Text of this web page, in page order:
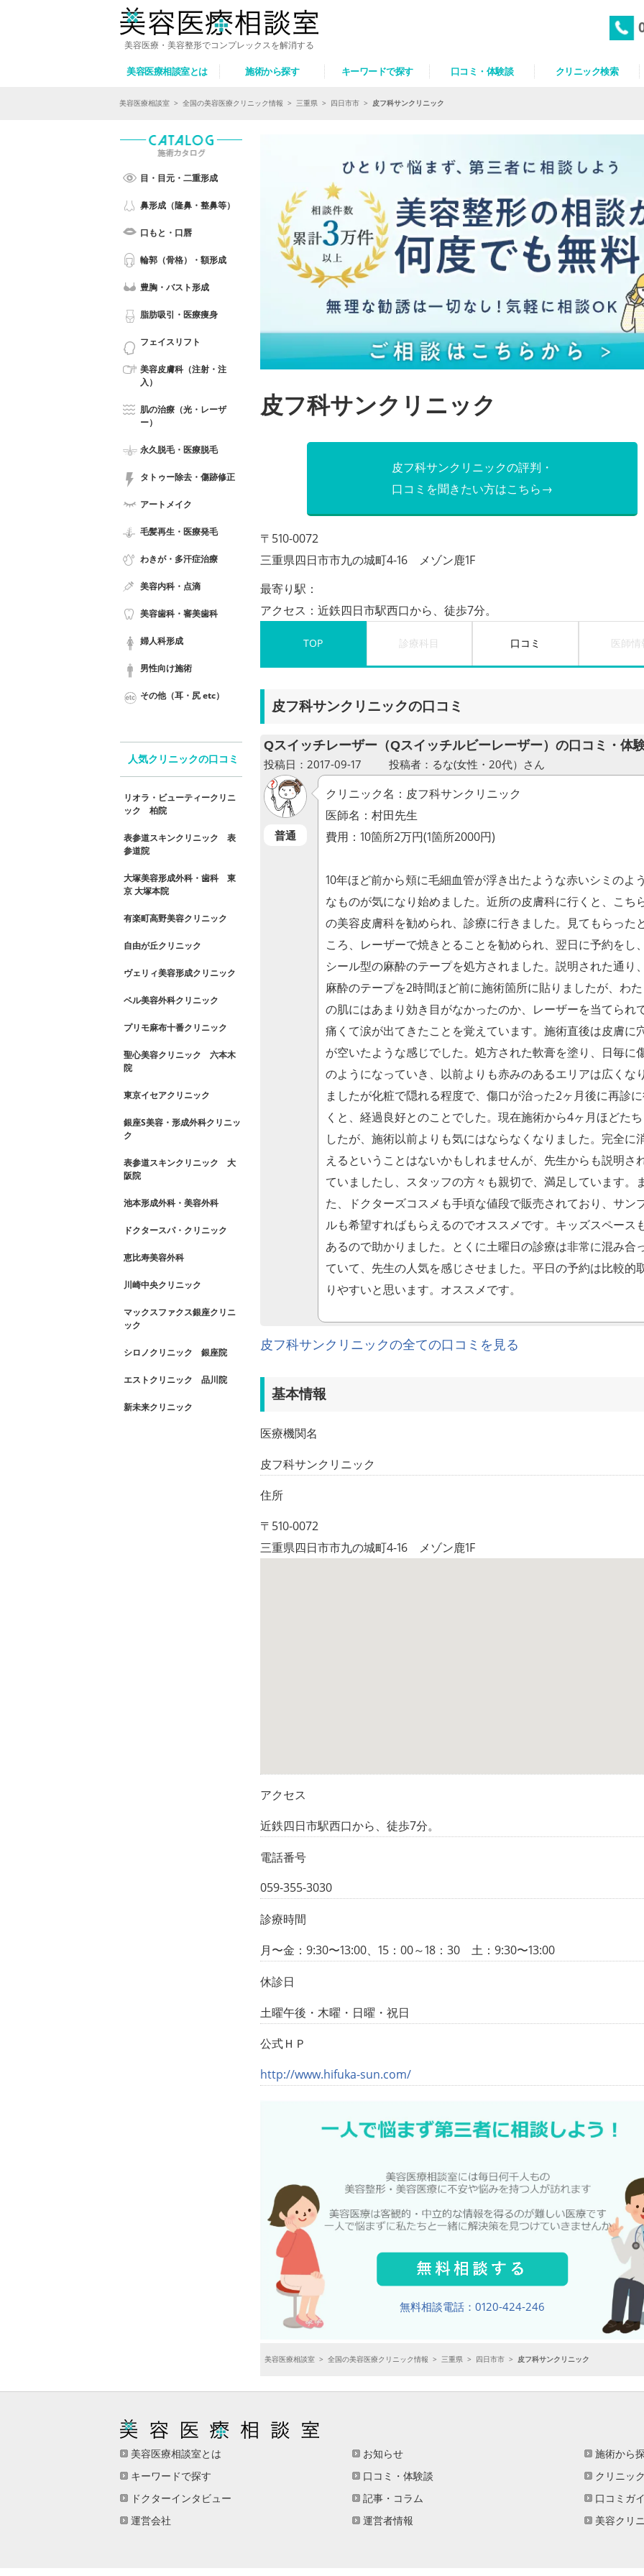
美容医療・美容整形でコンプレックスを解消する
美容医療相談室とは 施術から探す キーワードで探す 口コミ・体験談 クリニック検索
美容医療相談室 > 全国の美容医療クリニック情報 > 三重県 > 四日市市 > 皮フ科サンクリニック
皮フ科サンクリニック
皮フ科サンクリニックの評判・
口コミを聞きたい方はこちら→
〒510-0072
三重県四日市市九の城町4-16 メゾン鹿1F
最寄り駅：
アクセス：近鉄四日市駅西口から、徒歩7分。
TOP 診療科目 口コミ 医師情
皮フ科サンクリニックの口コミ
Qスイッチレーザー（Qスイッチルビーレーザー）の口コミ・体
投稿日：2017-09-17
投稿者：るな(女性・20代）さん
普通
クリニック名：皮フ科サンクリニック
医師名：村田先生
費用：10箇所2万円(1箇所2000円)
10年ほど前から頬に毛細血管が浮き出たような赤いシミのよう
なものが気になり始めました。近所の皮膚科に行くと、こち
の美容皮膚科を勧められ、診療に行きました。見てもらった
ころ、レーザーで焼きとることを勧められ、翌日に予約をし、
シール型の麻酔のテープを処方されました。説明された通り、
麻酔のテープを2時間ほど前に施術箇所に貼りましたが、わた
の肌にはあまり効き目がなかったのか、レーザーを当てられ
痛くて涙が出てきたことを覚えています。施術直後は皮膚に
が空いたような感じでした。処方された軟膏を塗り、日毎に
のようになっていき、以前よりも赤みのあるエリアは広くなり
ましたが化粧で隠れる程度で、傷口が治った2ヶ月後に再診
くと、経過良好とのことでした。現在施術から4ヶ月ほどたち
したが、施術以前よりも気にはならなくなりました。完全に
えるということはないかもしれませんが、先生からも説明さ
ていましたし、スタッフの方々も親切で、満足しています。ま
た、ドクターズコスメも手頃な値段で販売されており、サン
ルも希望すればもらえるのでオススメです。キッズスペース
あるので助かりました。とくに土曜日の診療は非常に混み合
ていて、先生の人気を感じさせました。平日の予約は比較的
りやすいと思います。オススメです。
皮フ科サンクリニックの全ての口コミを見る
基本情報
医療機関名
皮フ科サンクリニック
住所
〒510-0072
三重県四日市市九の城町4-16 メゾン鹿1F
アクセス
近鉄四日市駅西口から、徒歩7分。
電話番号
059-355-3030
診療時間
月〜金：9:30〜13:00、15：00～18：30 土：9:30〜13:00
休診日
土曜午後・木曜・日曜・祝日
公式ＨＰ
http://www.hifuka-sun.com/
無料相談電話：0120-424-246
美容医療相談室 > 全国の美容医療クリニック情報 > 三重県 > 四日市市 > 皮フ科サンクリニック
目・目元・二重形成
鼻形成（隆鼻・整鼻等）
口もと・口唇
輪郭（骨格）・額形成
豊胸・バスト形成
脂肪吸引・医療痩身
フェイスリフト
美容皮膚科（注射・注
入）
肌の治療（光・レーザ
ー）
永久脱毛・医療脱毛
タトゥー除去・傷跡修正
アートメイク
毛髪再生・医療発毛
わきが・多汗症治療
美容内科・点滴
美容歯科・審美歯科
婦人科形成
男性向け施術
その他（耳・尻 etc）
人気クリニックの口コミ
リオラ・ビューティークリニ
ック 柏院
表参道スキンクリニック 表
参道院
大塚美容形成外科・歯科 東
京 大塚本院
有楽町高野美容クリニック
自由が丘クリニック
ヴェリィ美容形成クリニック
ベル美容外科クリニック
プリモ麻布十番クリニック
聖心美容クリニック 六本木
院
東京イセアクリニック
銀座S美容・形成外科クリニッ
ク
表参道スキンクリニック 大
阪院
池本形成外科・美容外科
ドクタースパ・クリニック
恵比寿美容外科
川崎中央クリニック
マックスファクス銀座クリニ
ック
シロノクリニック 銀座院
エストクリニック 品川院
新未来クリニック
美容医療相談室とは お知らせ
施術から
キーワードで探す
口コミ・体験談
クリニッ
ドクターインタビュー
記事・コラム
口コミガ
運営会社
運営者情報 美容クリ